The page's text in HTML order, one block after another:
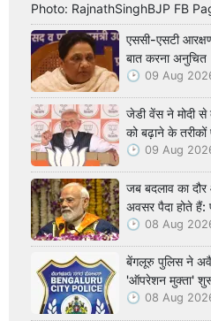
Photo: RajnathSinghBJP FB
एससी-एसटी
बात करना अनुचित
09 Aug
जेडी वेंस ने मोदी से
को बढ़ाने के तरीकों
09 Aug
जब बदलाव का
अवसर पैदा होते हैं:
08 Aug
बेंगलूरु पुलिस ने
'ऑपरेशन मुक्ता'
08 Aug